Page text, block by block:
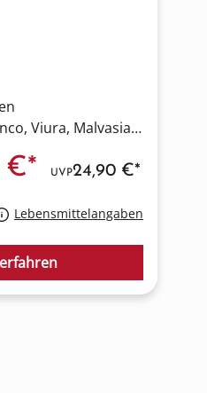
, Viura, Malvasia,
Lebensmittelangaben
€* UVP24,90 €*